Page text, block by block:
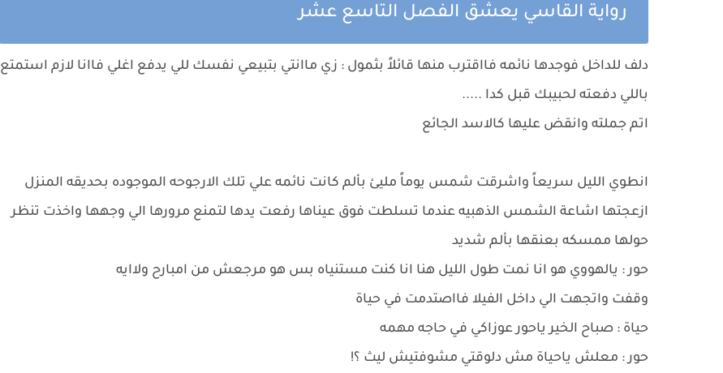
رواية القاسي يعشق الفصل التاسع عشر
دلف للداخل فوجدها نائمه فااقترب منها قائلاً بثمول : زي ماانتي بتبيعي نفسك للي يدفع اغلي فاانا لازم استمتع
باللي دفعته لحبيبك قبل كدا .....
اتم جملته وانقض عليها كالاسد الجائع
انطوي الليل سريعاً واشرقت شمس يوماً مليئ بألم كانت نائمه علي تلك الارجوحه الموجوده بحديقه المنزل
ازعجتها اشاعة الشمس الذهبيه عندما تسلطت فوق عيناها رفعت يدها لتمنع مرورها الي وجهها واخذت تنظر
حولها ممسكه بعنقها بألم شديد
حور : يالهووي هو انا نمت طول الليل هنا انا كنت مستنياه بس هو مرجعش من امبارح ولاايه
وقفت واتجهت الي داخل الفيلا فااصتدمت في حياة
حياة : صباح الخير ياحور عوزاكي في حاجه مهمه
حور : معلش ياحياة مش دلوقتي مشوفتيش ليث ؟!